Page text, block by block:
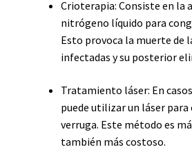
Crioterapia: Consiste en la
nitrógeno líquido para
Esto provoca la muerte de
infectadas y su posterior
Tratamiento láser: En
puede utilizar un láser
verruga. Este método es
también más costoso.